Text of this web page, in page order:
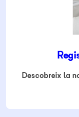
Descobreix la